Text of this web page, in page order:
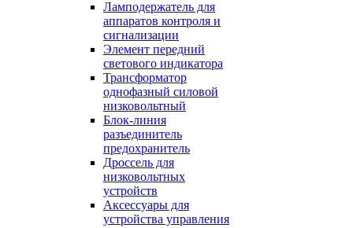
Ламподержатель для
аппаратов контроля и
сигнализации
Элемент передний
светового индикатора
Трансформатор
однофазный силовой
низковольтный
Блок-линия
разъединитель
предохранитель
Дроссель для
низковольтных
устройств
Аксессуары для
устройства управления